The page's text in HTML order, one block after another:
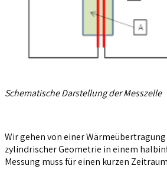
Schematische Darstellung der Messzelle
Wir gehen von einer
zylindrischer Geometrie in einem
Messung muss für einen kurzen